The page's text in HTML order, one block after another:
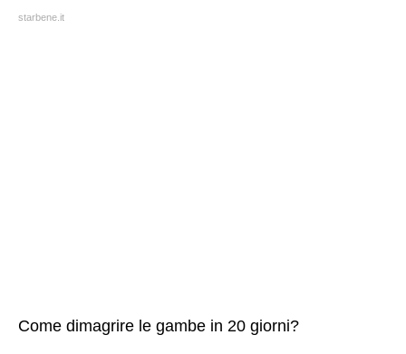
starbene.it
Come dimagrire le gambe in 20 giorni?